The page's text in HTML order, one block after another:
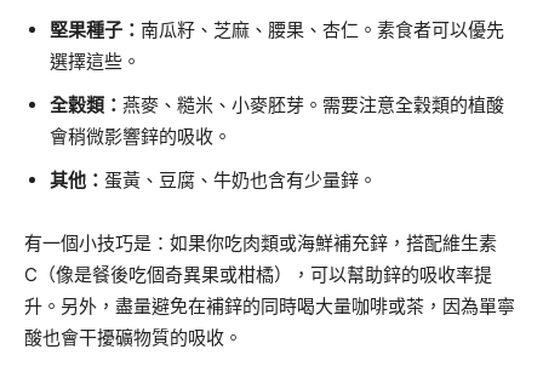
堅果種子： 南瓜籽、芝麻、腰果、杏仁。素食者可以優先
選擇這些。
全穀類： 燕麥、糙米、小麥胚芽。需要注意全穀類的植酸
會稍微影響鋅的吸收。
其他： 蛋黃、豆腐、牛奶也含有少量鋅。
有一個小技巧是：如果你吃肉類或海鮮補充鋅，搭配維生素
C（像是餐後吃個奇異果或柑橘），可以幫助鋅的吸收率提
升。另外，盡量避免在補鋅的同時喝大量咖啡或茶，因為單寧
酸也會干擾礦物質的吸收。